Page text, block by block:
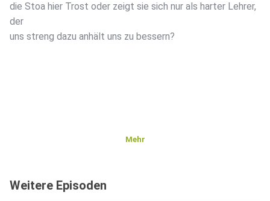
die Stoa hier Trost oder zeigt sie sich nur als harter Lehrer,
der
uns streng dazu anhält uns zu bessern?
Mehr
Weitere Episoden